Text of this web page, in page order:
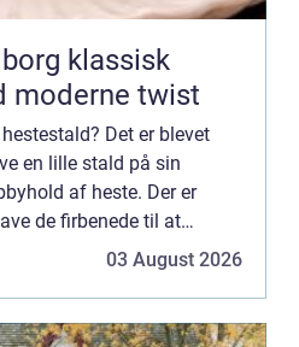
moderne twist
Det er blevet
en lille stald på sin
af heste. Der er
de firbenede til at
karakteristiske03 August 2026